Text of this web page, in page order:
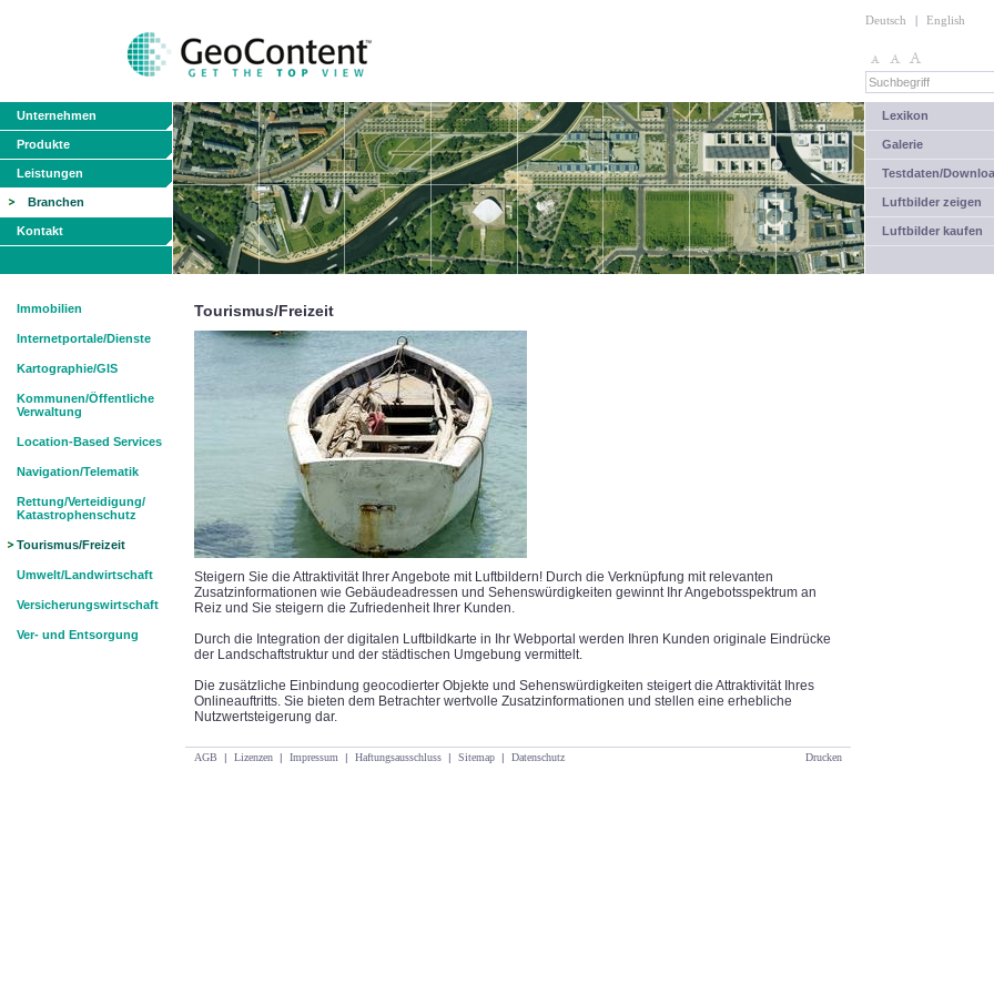
Deutsch | English
Unternehmen
Produkte
Leistungen
Branchen
Kontakt
Lexikon
Galerie
Testdaten/
Luftbilder zeigen
Luftbilder kaufen
Immobilien
Internetportale/Dienste
Kartographie/GIS
Kommunen/Öffentliche
Verwaltung
Location-Based Services
Navigation/Telematik
Rettung/Verteidigung/
Katastrophenschutz
Tourismus/Freizeit
Umwelt/Landwirtschaft
Versicherungswirtschaft
Ver- und Entsorgung
Tourismus/Freizeit
Steigern Sie die Attraktivität Ihrer Angebote mit Luftbildern! Durch die Verknüpfung mit relevanten
Zusatzinformationen wie Gebäudeadressen und Sehenswürdigkeiten gewinnt Ihr Angebotsspektrum an
Reiz und Sie steigern die Zufriedenheit Ihrer Kunden.
Durch die Integration der digitalen Luftbildkarte in Ihr Webportal werden Ihren Kunden originale Eindrücke
der Landschaftstruktur und der städtischen Umgebung vermittelt.
Die zusätzliche Einbindung geocodierter Objekte und Sehenswürdigkeiten steigert die Attraktivität Ihres
Onlineauftritts. Sie bieten dem Betrachter wertvolle Zusatzinformationen und stellen eine erhebliche
Nutzwertsteigerung dar.
AGB | Lizenzen | Impressum | Haftungsausschluss | Sitemap | Datenschutz Drucken